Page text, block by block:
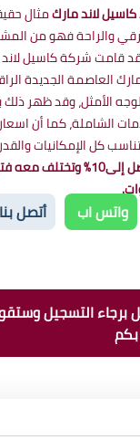
لاند ماركمثال
والراحة فهو من
قامت شركة كاسيل
العاصمة الجديدة
الأمثل، وقد ظهر
الشاملة، كما أن
كل الإمكانيات
واتس اب أتصل بنا
برجاء التسجيل
بكم